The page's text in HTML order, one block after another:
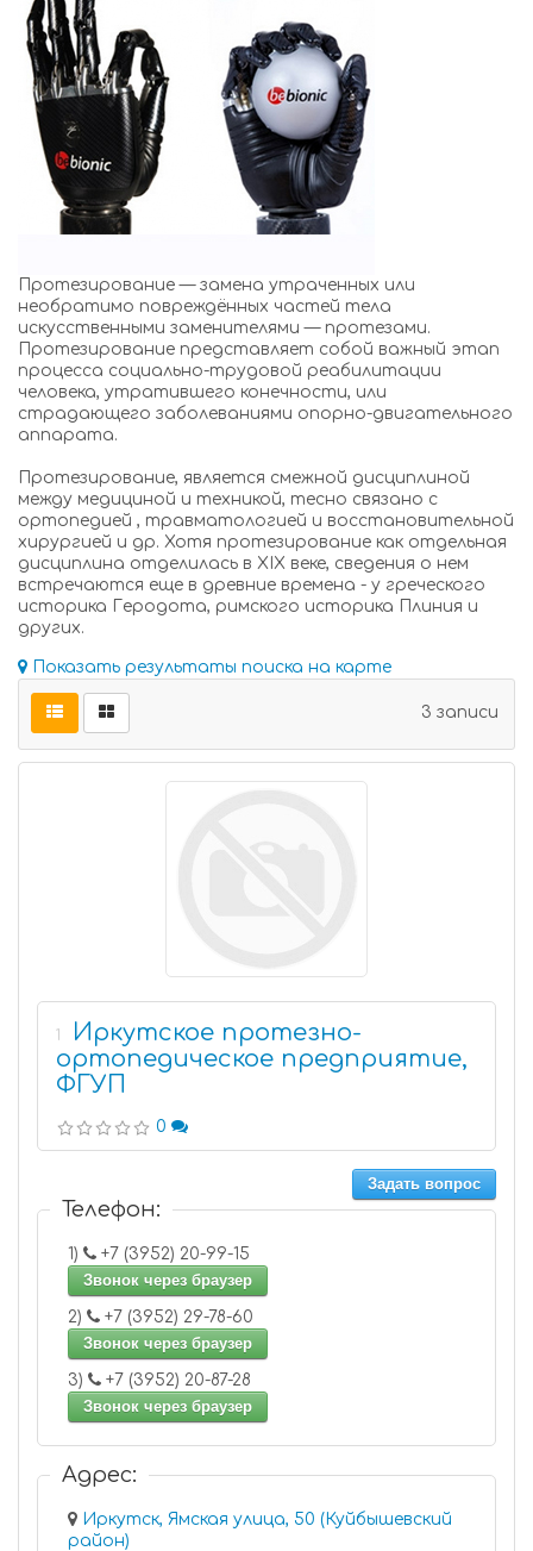
Протезирование — замена утраченных или
необратимо повреждённых частей тела
искусственными заменителями — протезами.
Протезирование представляет собой важный этап
процесса социально-трудовой реабилитации
человека, утратившего конечности, или
страдающего заболеваниями опорно-двигательного
аппарата.
Протезированиe, является смежной дисциплиной
между медициной и техникой, тесно связано с
ортопедией , травматологией и восстановительной
хирургией и др. Хотя протезирование как отдельная
дисциплина отделилась в XIX веке, сведения о нем
встречаются еще в древние времена - у греческого
историка Геродота, римского историка Плиния и
других.
Показать результаты поиска на карте
3 записи
1
Иркутское протезно-
ортопедическое предприятие,
ФГУП
0
Задать вопрос
Телефон:
1)
+7 (3952) 20-99-15
Звонок через браузер
2)
+7 (3952) 29-78-60
Звонок через браузер
3)
+7 (3952) 20-87-28
Звонок через браузер
Адрес:
Иркутск, Ямская улица, 50 (Куйбышевский
район)